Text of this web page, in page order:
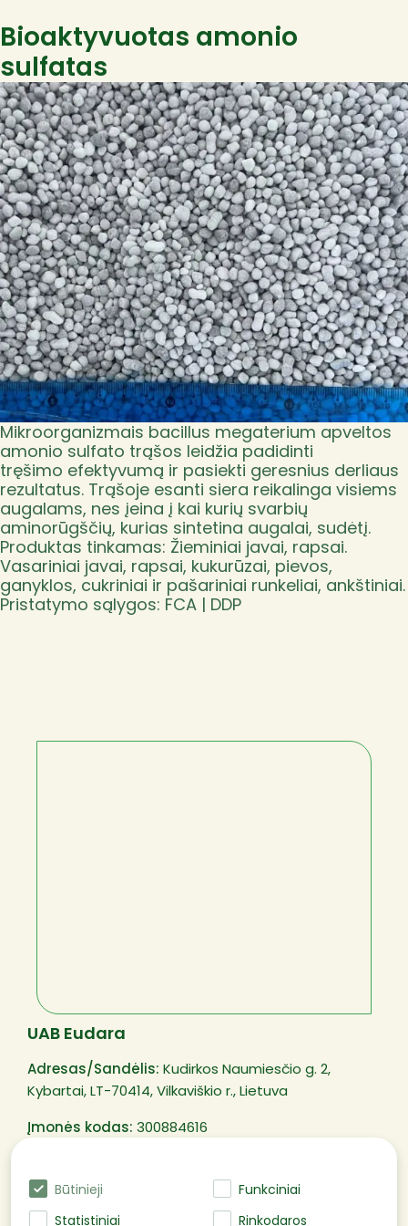
Bioaktyvuotas amonio
sulfatas
Mikroorganizmais bacillus megaterium apveltos
amonio sulfato trąšos leidžia padidinti
tręšimo efektyvumą ir pasiekti geresnius derliaus
rezultatus. Trąšoje esanti siera reikalinga visiems
augalams, nes įeina į kai kurių svarbių
aminorūgščių, kurias sintetina augalai, sudėtį.
Produktas tinkamas: Žieminiai javai, rapsai.
Vasariniai javai, rapsai, kukurūzai, pievos,
ganyklos, cukriniai ir pašariniai runkeliai, ankštiniai.
Pristatymo sąlygos: FCA | DDP
UAB Eudara
Adresas/Sandėlis: Kudirkos Naumiesčio g. 2,
Kybartai, LT-70414, Vilkaviškio r., Lietuva
Įmonės kodas: 300884616
Būtinieji
Funkciniai
Statistiniai
Rinkodaros